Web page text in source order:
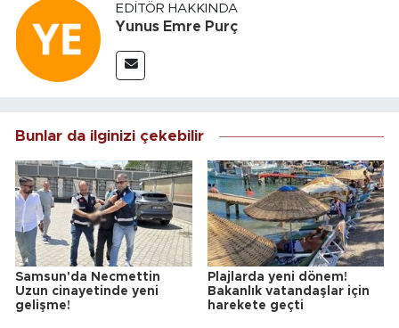
EDITÖR HAKKINDA
Yunus Emre Purç
Bunlar da ilginizi çekebilir
Samsun'da Necmettin
Uzun cinayetinde yeni
gelişme!
Plajlarda yeni dönem!
Bakanlık vatandaşlar için
harekete geçti